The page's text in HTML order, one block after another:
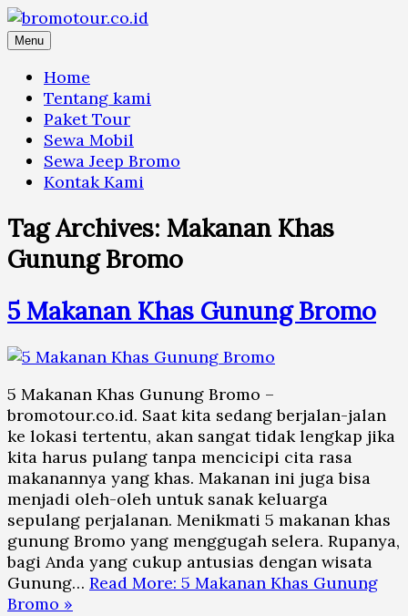
Skip
toMenu
Home
Tentang kami
Paket Tour
Sewa Mobil
Sewa Jeep Bromo
Kontak Kami
Tag Archives: Makanan Khas
Gunung Bromo
5 Makanan Khas Gunung Bromo
5 Makanan Khas Gunung Bromo –
bromotour.co.id. Saat kita sedang berjalan-jalan
ke lokasi tertentu, akan sangat tidak lengkap jika
kita harus pulang tanpa mencicipi cita rasa
makanannya yang khas. Makanan ini juga bisa
menjadi oleh-oleh untuk sanak keluarga
sepulang perjalanan. Menikmati 5 makanan khas
gunung Bromo yang menggugah selera. Rupanya,
bagi Anda yang cukup antusias dengan wisata
Gunung… Read More: 5 Makanan Khas Gunung
Bromo »